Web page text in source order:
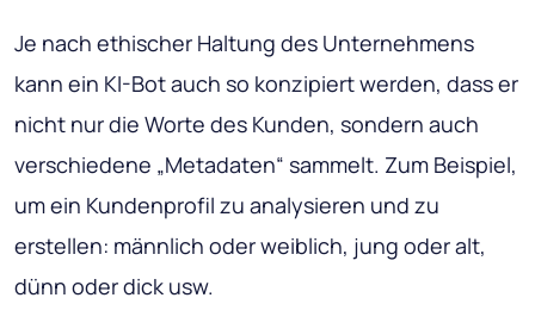
Je nach ethischer Haltung des Unternehmens
kann ein KI-Bot auch so konzipiert werden, dass er
nicht nur die Worte des Kunden, sondern auch
verschiedene „Metadaten“ sammelt. Zum Beispiel,
um ein Kundenprofil zu analysieren und zu
erstellen: männlich oder weiblich, jung oder alt,
dünn oder dick usw.